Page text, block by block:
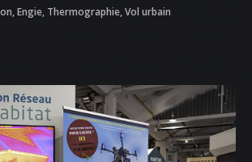
DERRIERE
,Engie, Thermographie,Vol urbain